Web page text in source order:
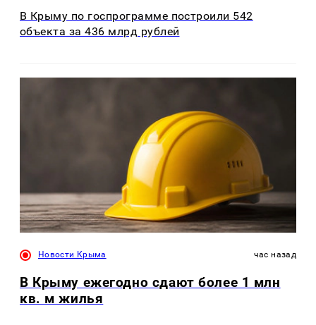
В Крыму по госпрограмме построили 542
объекта за 436 млрд рублей
Новости Крыма час назад
В Крыму ежегодно сдают более 1 млн
кв. м жилья